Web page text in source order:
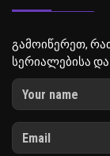
გამოიწერეთ,
სერიალებისა და